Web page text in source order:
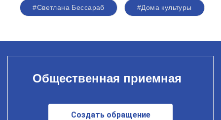
#Светлана Бессараб #Дома культуры
Общественная приемная
Создать обращение